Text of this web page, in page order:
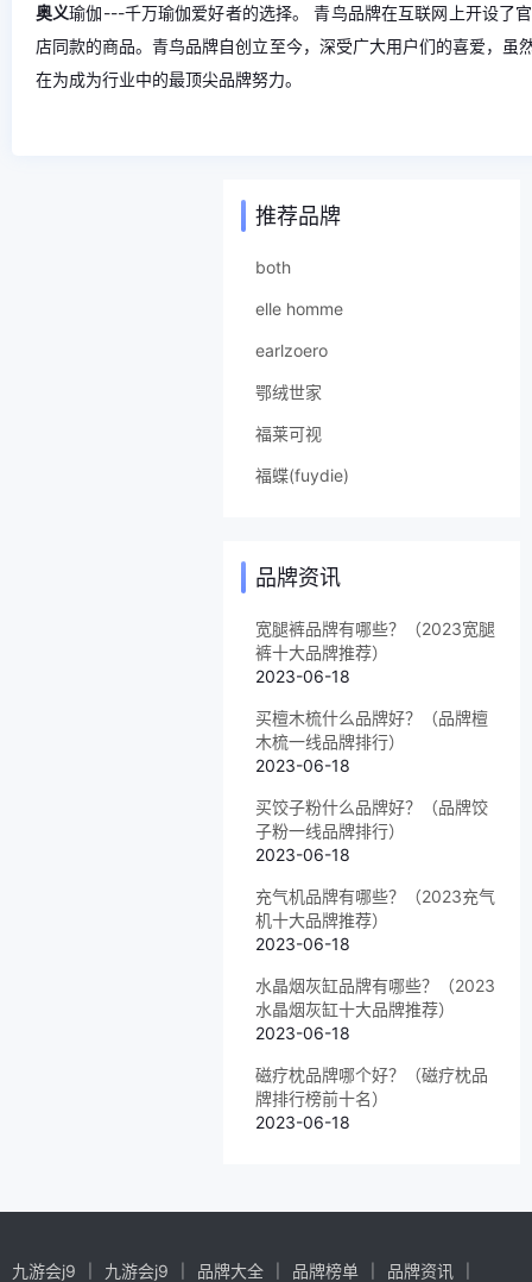
奥义瑜伽---千万瑜伽爱好者的选择。 青鸟品牌在互联网上开设了
店同款的商品。青鸟品牌自创立至今，深受广大用户们的喜爱，
在为成为行业中的最顶尖品牌努力。
推荐品牌
both
elle homme
earlzoero
鄂绒世家
福莱可视
福蝶(fuydie)
品牌资讯
宽腿裤品牌有哪些？（2023宽腿
裤十大品牌推荐）
2023-06-18
买檀木梳什么品牌好？（品牌檀
木梳一线品牌排行）
2023-06-18
买饺子粉什么品牌好？（品牌饺
子粉一线品牌排行）
2023-06-18
充气机品牌有哪些？（2023充气
机十大品牌推荐）
2023-06-18
水晶烟灰缸品牌有哪些？（2023
水晶烟灰缸十大品牌推荐）
2023-06-18
磁疗枕品牌哪个好？（磁疗枕品
牌排行榜前十名）
2023-06-18
九游会j9 九游会j9 品牌大全 品牌榜单 品牌资讯